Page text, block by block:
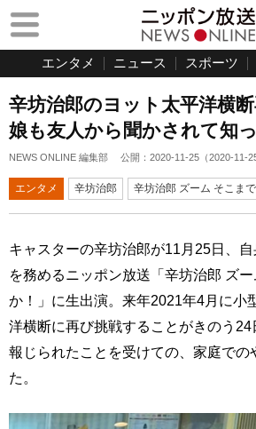
エンタメ ニュース スポーツ
辛坊治郎のヨット太平洋横
娘も友人から聞かされて知
NEWS ONLINE 編集部 公開： 2020-11-25 （2020-11-
エンタメ 辛坊治郎 辛坊治郎 ズーム そこまで
キャスターの辛坊治郎が11月25日、
を務めるニッポン放送「辛坊治郎 ズ
か！」に生出演。来年2021年4月に小
洋横断に再び挑戦することがきのう
報じられたことを受けての、家庭での
た。